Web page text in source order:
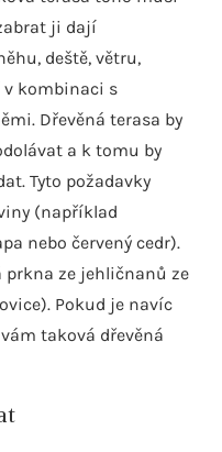
ji dají
deště, větru,
v kombinaci s
Dřevěná terasa by
a k tomu by
Tyto požadavky
(například
nebo červený cedr).
ze jehličnanů ze
Pokud je navíc
taková dřevěná